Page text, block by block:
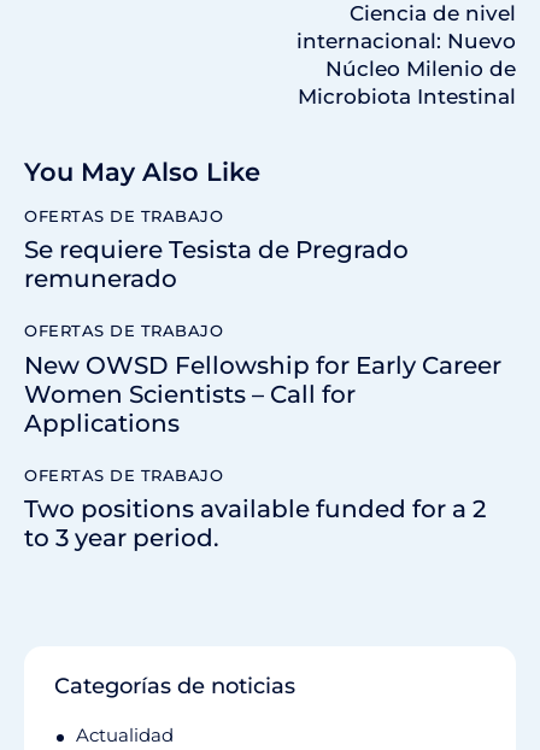
Ciencia de nivel
internacional: Nuevo
Núcleo Milenio de
Microbiota Intestinal
You May Also Like
OFERTAS DE TRABAJO
Se requiere Tesista de Pregrado
remunerado
OFERTAS DE TRABAJO
New OWSD Fellowship for Early Career
Women Scientists – Call for
Applications
OFERTAS DE TRABAJO
Two positions available funded for a 2
to 3 year period.
Categorías de noticias
Actualidad